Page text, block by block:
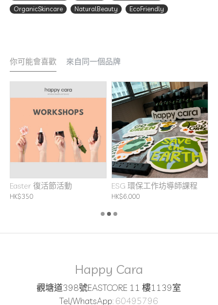
OrganicSkincare
NaturalBeauty EcoFriendly
你可能會喜歡 來自同一個品牌
Easter 復活節活動
HK$350
ESG 環保工作坊導師課程
HK$6,000
Happy Cara
觀塘道398號EASTCORE 11 樓1139室
Tel/WhatsApp: 60495796